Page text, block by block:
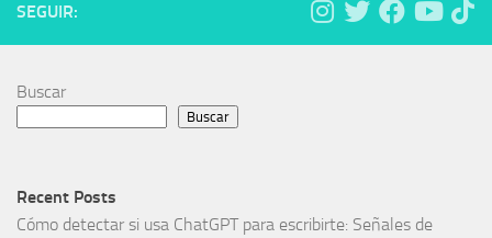
SEGUIR:
Buscar
Buscar
Recent Posts
Cómo detectar si usa ChatGPT para escribirte: Señales de